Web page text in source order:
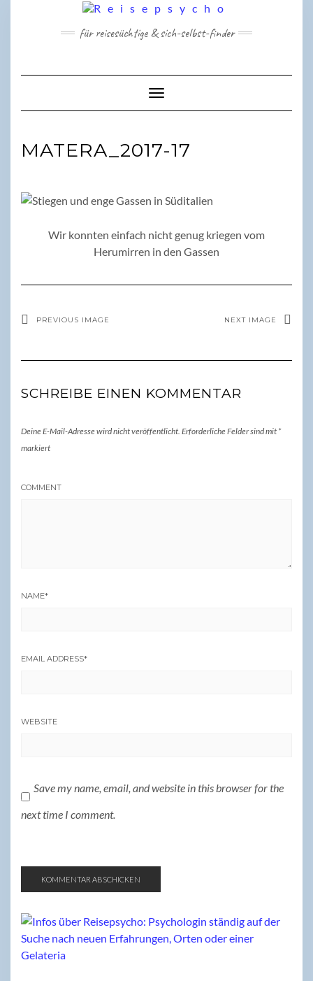
für reisesüchtige & sich-selbst-finder
Toggle Navigation
MATERA_2017-17
Wir konnten einfach nicht genug kriegen vom
Herumirren in den Gassen
PREVIOUS IMAGE NEXT IMAGE
SCHREIBE EINEN KOMMENTAR
Deine E-Mail-Adresse wird nicht veröffentlicht. Erforderliche Felder sind mit *
markiert
COMMENT
NAME*
EMAIL ADDRESS*
WEBSITE
Save my name, email, and website in this browser for the
next time I comment.